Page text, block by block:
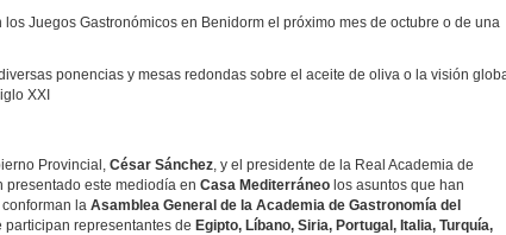
los Juegos Gastronómicos en Benidorm el próximo mes de octubre o de una
ponencias y mesas redondas sobre el aceite de oliva o la visión
XXI
Provincial, César Sánchez, y el presidente de la Real Academia de
presentado este mediodía en Casa Mediterráneo los asuntos que han
la Asamblea General de la Academia de Gastronomía del
participan representantes de Egipto, Líbano, Siria, Portugal, Italia, Turquía,